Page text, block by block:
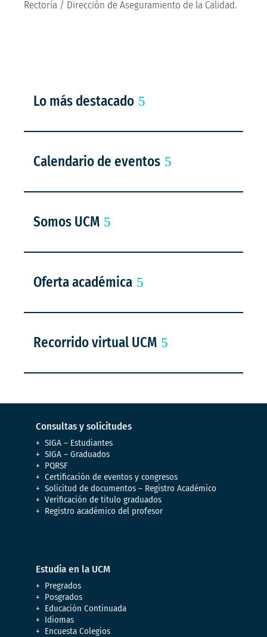
Rectoría / Dirección de Aseguramiento de la Calidad.
Lo más destacado
Calendario de eventos
Somos UCM
Oferta académica
Recorrido virtual UCM
Consultas y solicitudes
SIGA – Estudiantes
SIGA – Graduados
PQRSF
Certificación de eventos y congresos
Solicitud de documentos – Registro Académico
Verificación de titulo graduados
Registro académico del profesor
Estudia en la UCM
Pregrados
Posgrados
Educación Continuada
Idiomas
Encuesta Colegios